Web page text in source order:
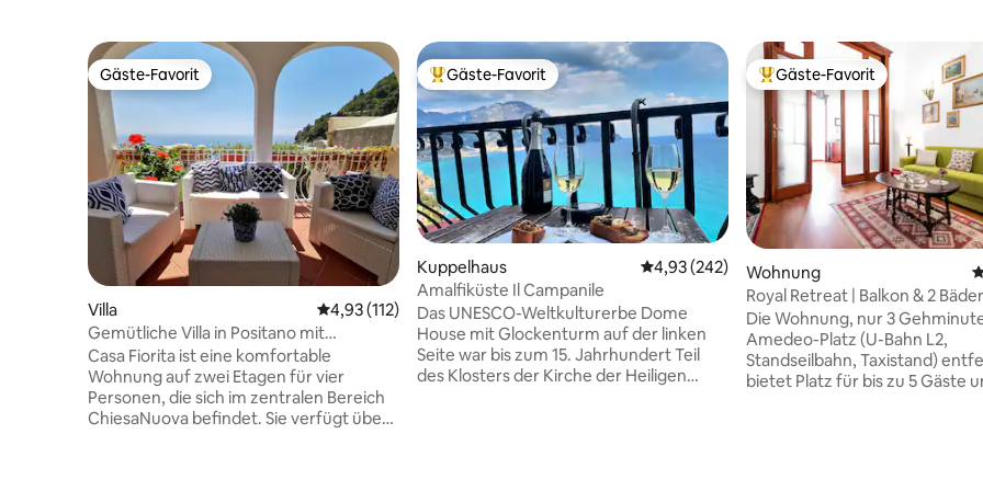
Gäste-Favorit
Gäste-Favorit
Villa Durchschnittliche Bewertung: 4,93 von 5, 112 Bewertungen
4,93 (112)
Gemütliche Villa in Positano mit
wunderschönem Zitronengarten
Casa Fiorita ist eine komfortable
Wohnung auf zwei Etagen für vier
Personen, die sich im zentralen Bereich
ChiesaNuova befindet. Sie verfügt über
Beliebter Gäste-Favorit.
Gäste-Favorit
Kuppelhaus Durchschnittliche Bewertung: 4,93 von 5,
4,93 (242)
Amalfiküste Il Campanile
Das UNESCO-Weltkulturerbe Dome
House mit Glockenturm auf der linken
Seite war bis zum 15. Jahrhundert Teil
des Klosters der Kirche der Heiligen
Beliebter Gäste-Favorit.
Gäste-Favorit
Wohnung
Royal Retreat | Balkon & 2
Die Wohnung, nur 3
Amedeo-Platz (U-Bahn L2,
Standseilbahn, Taxistand)
bietet Platz für bis zu 5 Gäste